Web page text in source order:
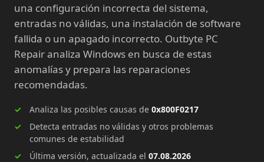
una configuración incorrecta del sistema,
entradas no válidas, una instalación de software
fallida o un apagado incorrecto. Outbyte PC
Repair analiza Windows en busca de estas
anomalías y prepara las reparaciones
recomendadas.
Analiza las posibles causas de 0x800F0217
Detecta entradas no válidas y otros problemas
comunes de estabilidad
Última versión, actualizada el 07.08.2026